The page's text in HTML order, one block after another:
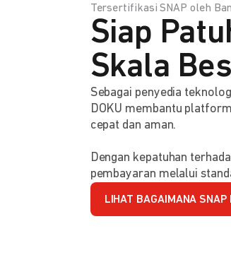
Tersertifikasi SNAP oleh
Siap
Skala
Sebagai penyedia
DOKU membantu
cepat dan aman.
Dengan kepatuhan
pembayaran melalui
LIHAT BAGAIMANA SNAP